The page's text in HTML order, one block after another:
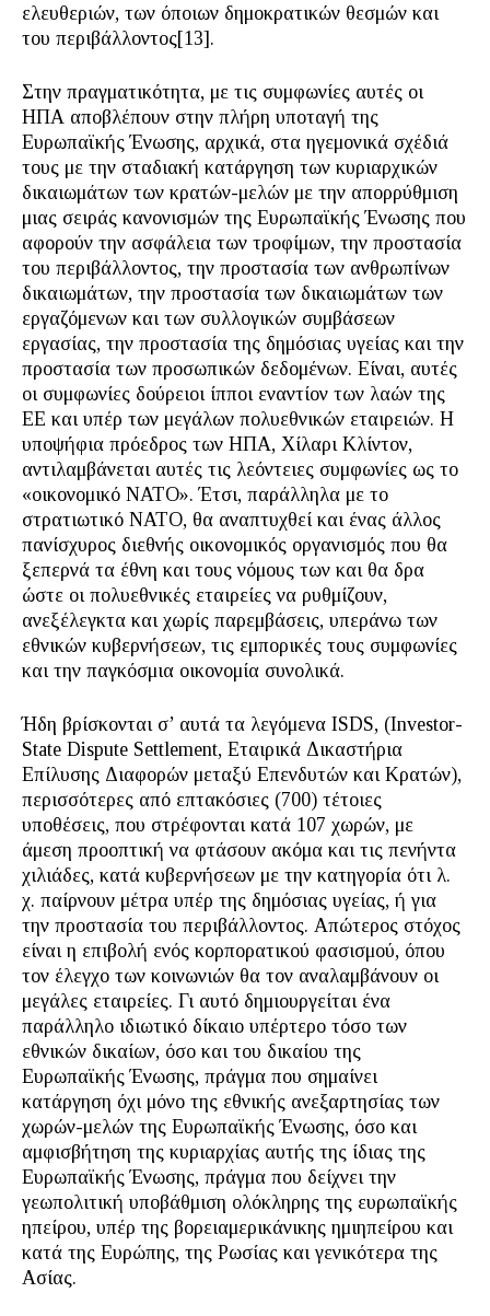
ελευθεριών, των όποιων δημοκρατικών θεσμών και
του περιβάλλοντος[13].
Στην πραγματικότητα, με τις συμφωνίες αυτές οι
ΗΠΑ αποβλέπουν στην πλήρη υποταγή της
Ευρωπαϊκής Ένωσης, αρχικά, στα ηγεμονικά σχέδιά
τους με την σταδιακή κατάργηση των κυριαρχικών
δικαιωμάτων των κρατών-μελών με την απορρύθμιση
μιας σειράς κανονισμών της Ευρωπαϊκής Ένωσης που
αφορούν την ασφάλεια των τροφίμων, την προστασία
του περιβάλλοντος, την προστασία των ανθρωπίνων
δικαιωμάτων, την προστασία των δικαιωμάτων των
εργαζόμενων και των συλλογικών συμβάσεων
εργασίας, την προστασία της δημόσιας υγείας και την
προστασία των προσωπικών δεδομένων. Είναι, αυτές
οι συμφωνίες δούρειοι ίπποι εναντίον των λαών της
ΕΕ και υπέρ των μεγάλων πολυεθνικών εταιρειών. Η
υποψήφια πρόεδρος των ΗΠΑ, Χίλαρι Κλίντον,
αντιλαμβάνεται αυτές τις λεόντειες συμφωνίες ως το
«οικονομικό ΝΑΤΟ». Έτσι, παράλληλα με το
στρατιωτικό ΝΑΤΟ, θα αναπτυχθεί και ένας άλλος
πανίσχυρος διεθνής οικονομικός οργανισμός που θα
ξεπερνά τα έθνη και τους νόμους των και θα δρα
ώστε οι πολυεθνικές εταιρείες να ρυθμίζουν,
ανεξέλεγκτα και χωρίς παρεμβάσεις, υπεράνω των
εθνικών κυβερνήσεων, τις εμπορικές τους συμφωνίες
και την παγκόσμια οικονομία συνολικά.
Ήδη βρίσκονται σ’ αυτά τα λεγόμενα ISDS, (Investor-
State Dispute Settlement, Εταιρικά Δικαστήρια
Επίλυσης Διαφορών μεταξύ Επενδυτών και Κρατών),
περισσότερες από επτακόσιες (700) τέτοιες
υποθέσεις, που στρέφονται κατά 107 χωρών, με
άμεση προοπτική να φτάσουν ακόμα και τις πενήντα
χιλιάδες, κατά κυβερνήσεων με την κατηγορία ότι λ.
χ. παίρνουν μέτρα υπέρ της δημόσιας υγείας, ή για
την προστασία του περιβάλλοντος. Απώτερος στόχος
είναι η επιβολή ενός κορπορατικού φασισμού, όπου
τον έλεγχο των κοινωνιών θα τον αναλαμβάνουν οι
μεγάλες εταιρείες. Γι αυτό δημιουργείται ένα
παράλληλο ιδιωτικό δίκαιο υπέρτερο τόσο των
εθνικών δικαίων, όσο και του δικαίου της
Ευρωπαϊκής Ένωσης, πράγμα που σημαίνει
κατάργηση όχι μόνο της εθνικής ανεξαρτησίας των
χωρών-μελών της Ευρωπαϊκής Ένωσης, όσο και
αμφισβήτηση της κυριαρχίας αυτής της ίδιας της
Ευρωπαϊκής Ένωσης, πράγμα που δείχνει την
γεωπολιτική υποβάθμιση ολόκληρης της ευρωπαϊκής
ηπείρου, υπέρ της βορειαμερικάνικης ημιηπείρου και
κατά της Ευρώπης, της Ρωσίας και γενικότερα της
Ασίας.